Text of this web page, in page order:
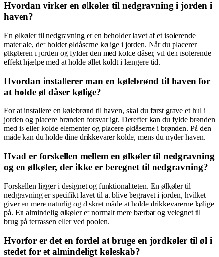
Hvordan virker en ølkøler til nedgravning i jorden i
haven?
En ølkøler til nedgravning er en beholder lavet af et isolerende
materiale, der holder øldåserne kølige i jorden. Når du placerer
ølkøleren i jorden og fylder den med kolde dåser, vil den isolerende
effekt hjælpe med at holde øllet koldt i længere tid.
Hvordan installerer man en kølebrønd til haven for
at holde øl dåser kølige?
For at installere en kølebrønd til haven, skal du først grave et hul i
jorden og placere brønden forsvarligt. Derefter kan du fylde brønden
med is eller kolde elementer og placere øldåserne i brønden. På den
måde kan du holde dine drikkevarer kolde, mens du nyder haven.
Hvad er forskellen mellem en ølkøler til nedgravning
og en ølkøler, der ikke er beregnet til nedgravning?
Forskellen ligger i designet og funktionaliteten. En ølkøler til
nedgravning er specifikt lavet til at blive begravet i jorden, hvilket
giver en mere naturlig og diskret måde at holde drikkevarerne kølige
på. En almindelig ølkøler er normalt mere bærbar og velegnet til
brug på terrassen eller ved poolen.
Hvorfor er det en fordel at bruge en jordkøler til øl i
stedet for et almindeligt køleskab?